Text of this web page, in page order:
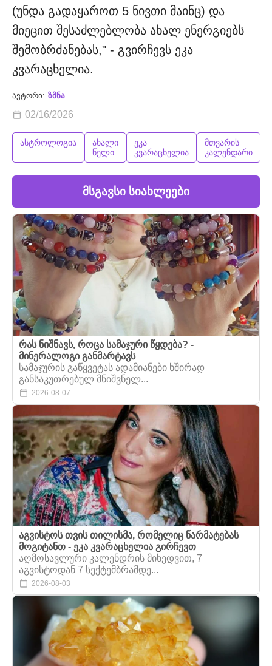
(უნდა გადაყაროთ 5 ნივთი მაინც) და
მიეცით შესაძლებლობა ახალ ენერგიებს
შემობრძანებას," - გვირჩევს ეკა
კვარაცხელია.
ავტორი: ზმნა
02/16/2026
ასტროლოგია
ახალი
წელი
ეკა
კვარაცხელია
მთვარის
კალენდარი
მსგავსი სიახლეები
რას ნიშნავს, როცა სამაჯური წყდება? -
მინერალოგი განმარტავს
სამაჯურის გაწყვეტას ადამიანები ხშირად
განსაკუთრებულ მნიშვნელ...
2026-08-07
აგვისტოს თვის თილისმა, რომელიც წარმატებას
მოგიტანთ - ეკა კვარაცხელია გირჩევთ
აღმოსავლური კალენდრის მიხედვით, 7
აგვისტოდან 7 სექტემბრამდე...
2026-08-03